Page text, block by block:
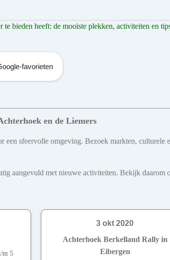
bieden heeft: de mooiste plekken, activiteiten en
favorieten
en de Liemers
een sfeervolle omgeving. Bezoek markten,
aangevuld met nieuwe activiteiten. Bekijk
m 5
3 okt 2020
Achterhoek Berkelland Rally in
Eibergen